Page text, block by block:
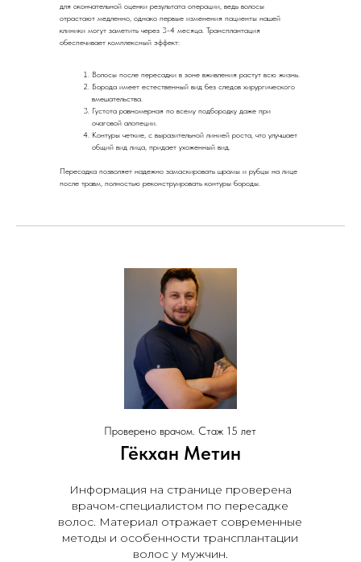
для окончательной оценки результата операции, ведь волосы
отрастают медленно, однако первые изменения пациенты нашей
клиники могут заметить через 3-4 месяца. Трансплантация
обеспечивает комплексный эффект:
Волосы после пересадки в зоне вживления растут всю жизнь.
Борода имеет естественный вид без следов хирургического
вмешательства.
Густота равномерная по всему подбородку даже при
очаговой алопеции.
Контуры четкие, с выразительной линией роста, что улучшает
общий вид лица, придает ухоженный вид.
Пересадка позволяет надежно замаскировать шрамы и рубцы на лице
после травм, полностью реконструировать контуры бороды.
Проверено врачом. Стаж 15 лет
Гёкхан Метин
Информация на странице проверена
врачом-специалистом по пересадке
волос. Материал отражает современные
методы и особенности трансплантации
волос у мужчин.